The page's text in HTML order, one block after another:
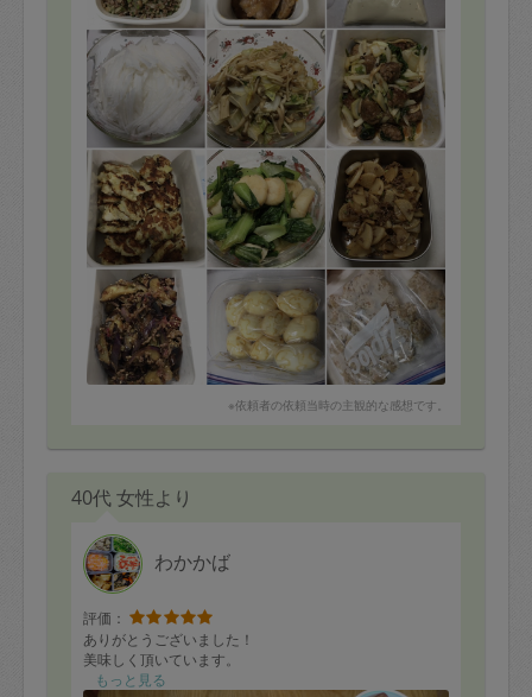
※依頼者の依頼当時の主観的な感想です。
40代 女性より
わかかば
評価：
ありがとうございました！
美味しく頂いています。
もっと見る